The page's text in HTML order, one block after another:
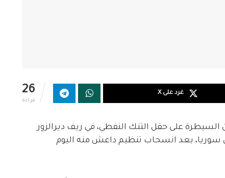
26
قراءة
غرد على X
على حقل التنك النفطي، في ريف ديرالزور
سوريا، بعد انسحاب تنظيم داعش منه اليوم